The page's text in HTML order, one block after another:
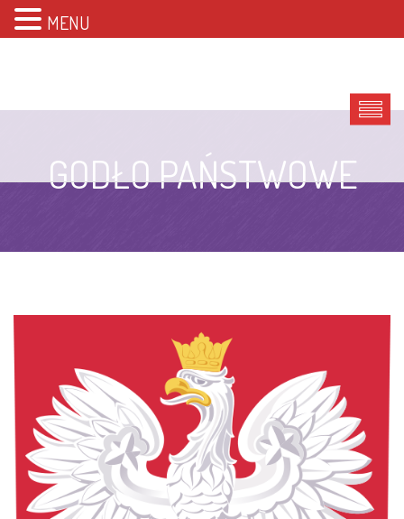
GODŁO PAŃSTWOWE
MENU